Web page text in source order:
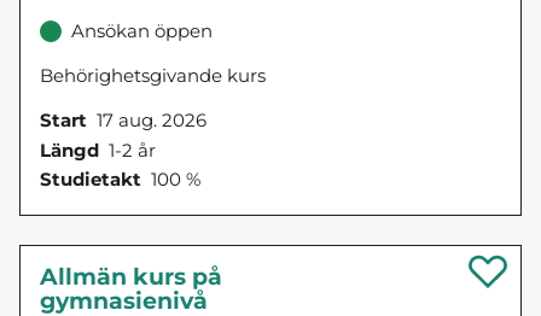
Ansökan öppen
Behörighetsgivande kurs
Start 17 aug. 2026
Längd 1-2 år
Studietakt 100 %
Allmän kurs på
gymnasienivå